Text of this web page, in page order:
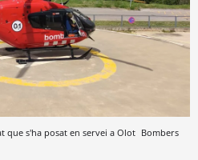
que s'ha posat en servei a Olot Bombers